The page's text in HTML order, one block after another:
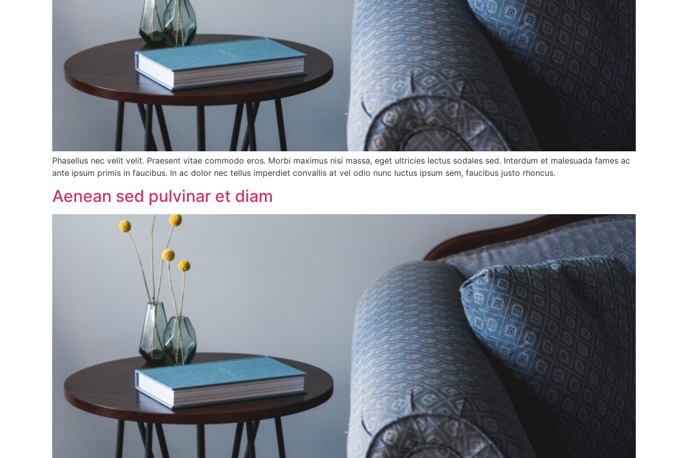
Phasellus nec velit velit. Praesent vitae commodo eros. Morbi maximus nisi massa, eget ultricies lectus sodales sed. Interdum et malesuada fames ac
ante ipsum primis in faucibus. In ac dolor nec tellus imperdiet convallis at vel odio nunc luctus ipsum sem, faucibus justo rhoncus.
Aenean sed pulvinar et diam